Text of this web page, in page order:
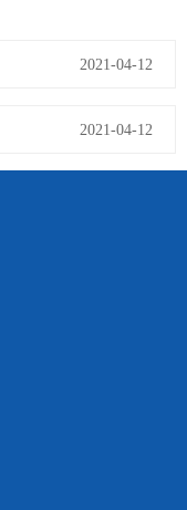
2021-04-12
2021-04-12